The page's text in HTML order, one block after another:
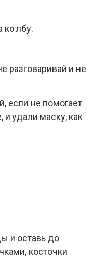
ко лбу.
разговаривай и не
если не помогает
удали маску, как
и оставь до
косточки